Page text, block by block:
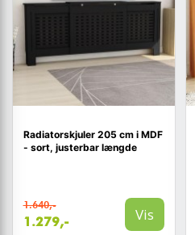
Radiatorskjuler 205 cm i MDF
- sort, justerbar længde
1.640,-
1.279,- Vis